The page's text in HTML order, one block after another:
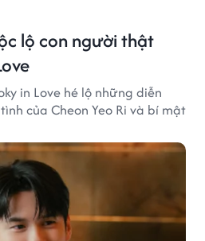
lộ con người thật
in Love hé lộ những diễn
của Cheon Yeo Ri và bí mật